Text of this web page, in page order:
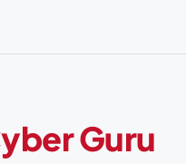
Guru